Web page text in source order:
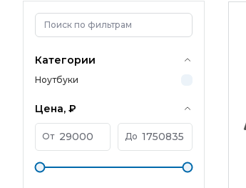
Категории
Ноутбуки
Цена, ₽
От До